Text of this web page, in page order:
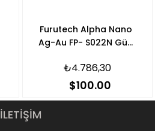
Furutech Alpha Nano
Ag-Au FP- S022N Güç
₺4.786,30
$100.00
İLETİŞİM